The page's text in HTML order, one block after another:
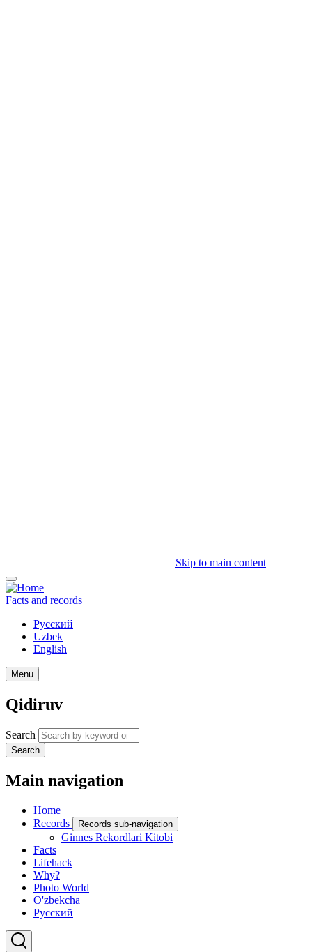
Skip to main content
Facts and records
Русский
Uzbek
English
Menu
Qidiruv
Search
Search
Main navigation
Home
Records
Records sub-navigation
Ginnes Rekordlari Kitobi
Facts
Lifehack
Why?
Photo World
O'zbekcha
Русский